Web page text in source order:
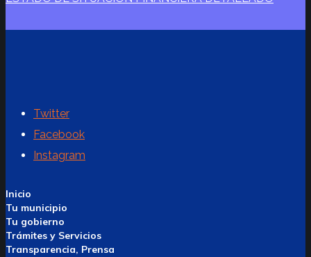
Twitter
Facebook
Instagram
Inicio
Tu municipio
Tu gobierno
Trámites y Servicios
Transparencia, Prensa